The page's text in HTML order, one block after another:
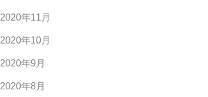
2020年11月
2020年10月
2020年9月
2020年8月